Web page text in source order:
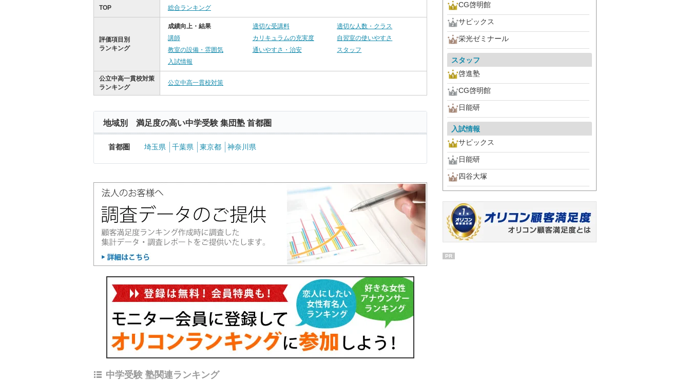
TOP 総合ランキング
評価項目別
ランキング
成績向上・結果 適切な受講料
適切な人数・クラス
講師
カリキュラムの充実度
自習室の使いやすさ
教室の設備・雰囲気
通いやすさ・治安
スタッフ
入試情報
公立中高一貫校対策
ランキング
公立中高一貫校対策
地域別 満足度の高い中学受験 集団塾 首都圏
首都圏 埼玉県 千葉県 東京都 神奈川県
中学受験 塾関連ランキング
CG啓明館
サピックス
栄光ゼミナール
スタッフ
啓進塾
CG啓明館
日能研
入試情報
サピックス
日能研
四谷大塚
PR